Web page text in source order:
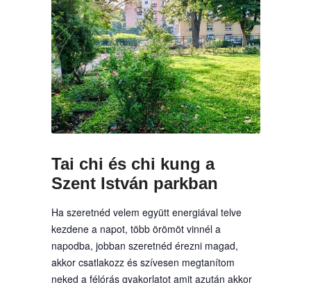
Tai chi és chi kung a
Szent István parkban
Ha szeretnéd velem együtt energiával telve
kezdene a napot, több örömöt vinnél a
napodba, jobban szeretnéd érezni magad,
akkor csatlakozz és szívesen megtanítom
neked a félórás gyakorlatot amit azután akkor